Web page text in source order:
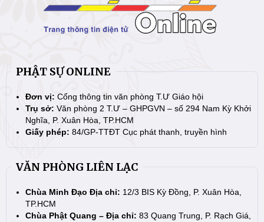
PHẬT SỰ ONLINE
Đơn vị: Cổng thông tin văn phòng T.Ư Giáo hội
Trụ sở: Văn phòng 2 T.Ư – GHPGVN – số 294 Nam Kỳ Khởi
Nghĩa, P. Xuân Hòa, TP.HCM
Giấy phép: 84/GP-TTĐT Cục phát thanh, truyền hình
VĂN PHÒNG LIÊN LẠC
Chùa Minh Đạo Địa chỉ: 12/3 BIS Kỳ Đồng, P. Xuân Hòa,
TP.HCM
Chùa Phật Quang – Địa chỉ: 83 Quang Trung, P. Rạch Giá,